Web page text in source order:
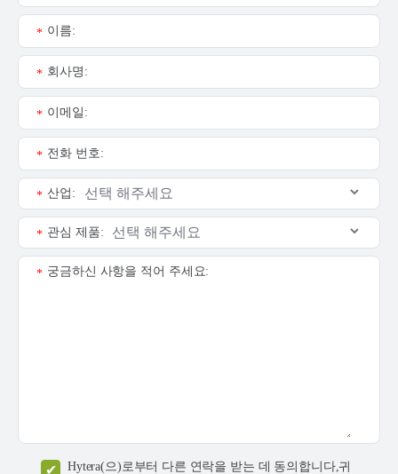
이름:
*
회사명:
*
이메일:
*
전화 번호:
*
산업:
*
관심 제품:
*
궁금하신 사항을 적어 주세요:
*
Hytera(으)로부터 다른 연락을 받는 데 동의합니다,귀